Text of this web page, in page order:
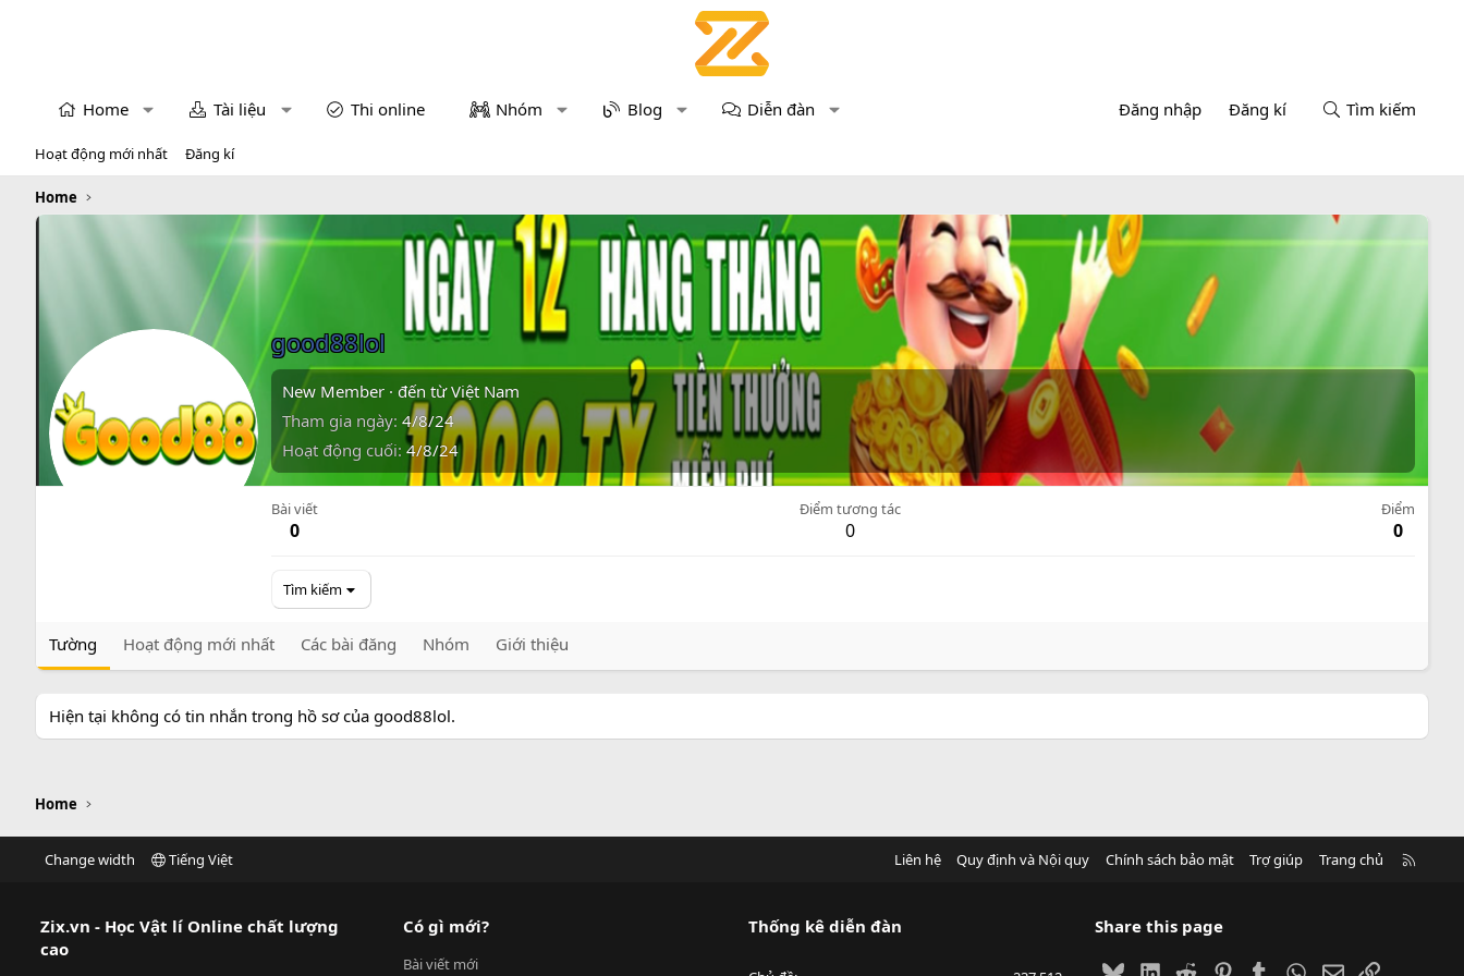
Home Tài liệu Thi online Nhóm Blog Diễn đàn Đăng nhập Đăng kí Tìm kiếm
Hoạt động mới nhất Đăng kí
Home
good88lol
New Member · đến từ Việt Nam
Tham gia ngày 4/8/24
Hoạt động cuối 4/8/24
Bài viết
0
Điểm tương tác
0
Điểm
0
Tìm kiếm
Tường Hoạt động mới nhất Các bài đăng Nhóm Giới thiệu
Hiện tại không có tin nhắn trong hồ sơ của good88lol.
Home
Change width Tiếng Việt Liên hệ Quy định và Nội quy Chính sách bảo mật Trợ giúp Trang chủ
Zix.vn - Học Vật lí Online chất lượng
cao
Có gì mới?
Bài viết mới
Thống kê diễn đàn Share this page
BlueskyLinkedIn
Reddit PinterestTumblrWhatsApp
EmailLink